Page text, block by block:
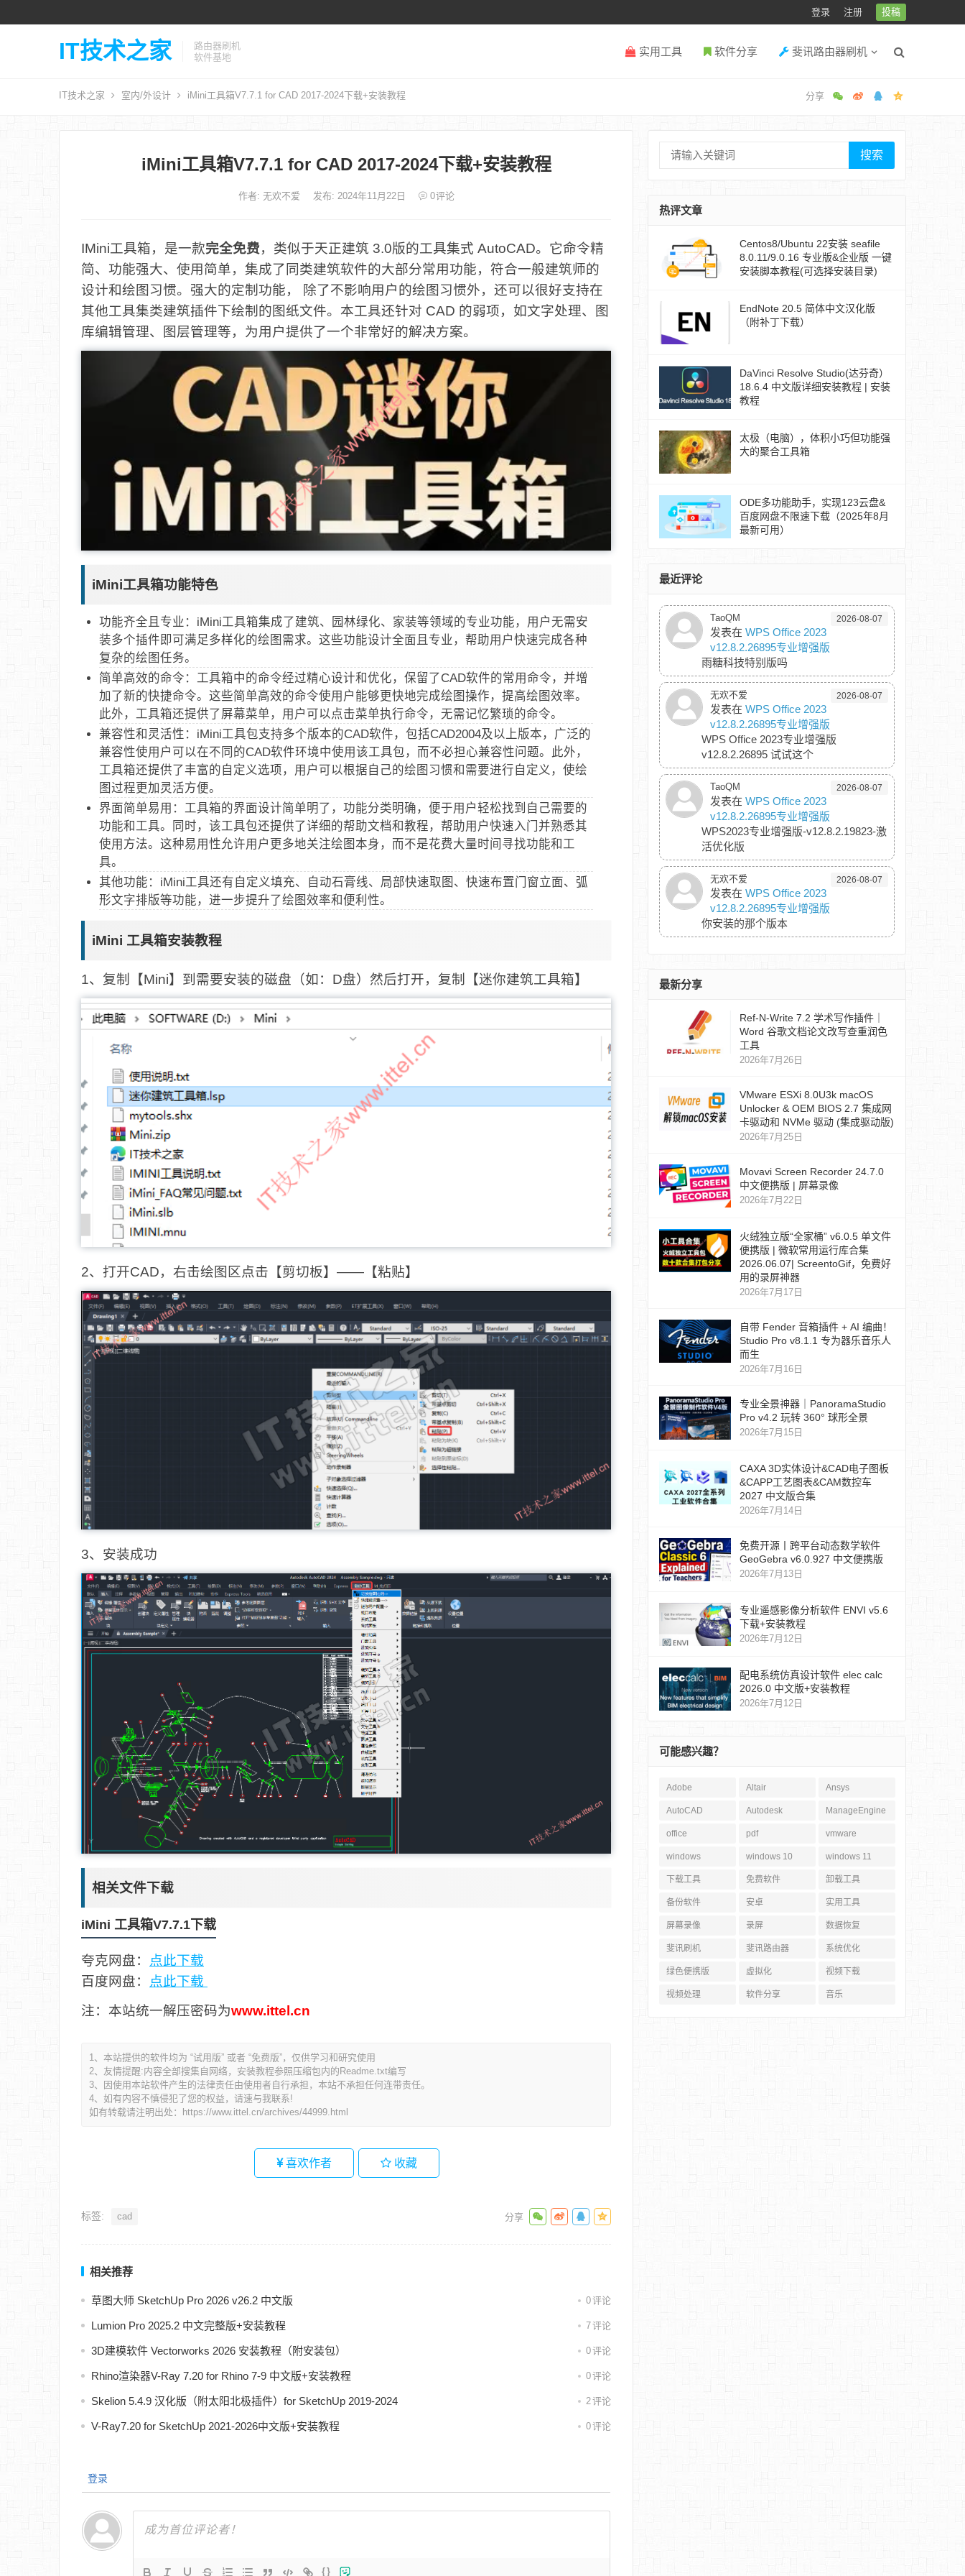
登录 注册 投稿
IT技术之家
路由器刷机
软件基地
实用工具 软件分享 斐讯路由器刷机
IT技术之家 室内/外设计 iMini工具箱V7.7.1 for CAD 2017-2024下载+安装教程
iMini工具箱V7.7.1 for CAD 2017-2024下载+安装教程
作者: 无欢不爱 发布: 2024年11月22日 0评论
IMini工具箱，是一款完全免费，类似于天正建筑 3.0版的工具集式 AutoCAD。它命令精
简、功能强大、使用简单，集成了同类建筑软件的大部分常用功能，符合一般建筑师的
设计和绘图习惯。强大的定制功能， 除了不影响用户的绘图习惯外，还可以很好支持在
其他工具集类建筑插件下绘制的图纸文件。本工具还针对 CAD 的弱项，如文字处理、图
库编辑管理、图层管理等，为用户提供了一个非常好的解决方案。
iMini工具箱功能特色
‌功能齐全且专业‌：iMini工具箱集成了建筑、园林绿化、家装等领域的专业功能，用户无需安
装多个插件即可满足多样化的绘图需求。这些功能设计全面且专业，帮助用户快速完成各种
复杂的绘图任务‌。‌
简单高效的命令‌：工具箱中的命令经过精心设计和优化，保留了CAD软件的常用命令，并增
加了新的快捷命令。这些简单高效的命令使用户能够更快地完成绘图操作，提高绘图效率。
此外，工具箱还提供了屏幕菜单，用户可以点击菜单执行命令，无需记忆繁琐的命令‌。‌
兼容性和灵活性‌：iMini工具包支持多个版本的CAD软件，包括CAD2004及以上版本，广泛的
兼容性使用户可以在不同的CAD软件环境中使用该工具包，而不必担心兼容性问题。此外，
工具箱还提供了丰富的自定义选项，用户可以根据自己的绘图习惯和需要进行自定义，使绘
图过程更加灵活方便‌。‌
界面简单易用‌：工具箱的界面设计简单明了，功能分类明确，便于用户轻松找到自己需要的
功能和工具。同时，该工具包还提供了详细的帮助文档和教程，帮助用户快速入门并熟悉其
使用方法。这种易用性允许用户更多地关注绘图本身，而不是花费大量时间寻找功能和工
具‌。‌
其他功能‌：iMini工具还有自定义填充、自动石膏线、局部快速取图、快速布置门窗立面、弧
形文字排版等功能，进一步提升了绘图效率和便利性‌。
iMini 工具箱安装教程
1、复制【Mini】到需要安装的磁盘（如：D盘）然后打开，复制【迷你建筑工具箱】
2、打开CAD，右击绘图区点击【剪切板】——【粘贴】
3、安装成功
相关文件下载
iMini 工具箱V7.7.1下载
夸克网盘： 点此下载
百度网盘： 点此下载
注：本站统一解压密码为www.ittel.cn
1、本站提供的软件均为 “试用版” 或者 “免费版”，仅供学习和研究使用
2、友情提醒:内容全部搜集自网络，安装教程参照压缩包内的Readme.txt编写
3、因使用本站软件产生的法律责任由使用者自行承担，本站不承担任何连带责任。
4、如有内容不慎侵犯了您的权益，请速与我联系!
如有转载请注明出处：
https://www.ittel.cn/archives/44999.html
喜欢作者 收藏
标签: cad
相关推荐
草图大师 SketchUp Pro 2026 v26.2 中文版 0评论
Lumion Pro 2025.2 中文完整版+安装教程 7评论
3D建模软件 Vectorworks 2026 安装教程（附安装包） 0评论
Rhino渲染器V-Ray 7.20 for Rhino 7-9 中文版+安装教程 0评论
Skelion 5.4.9 汉化版（附太阳北极插件）for SketchUp 2019-2024 2评论
V-Ray7.20 for SketchUp 2021-2026中文版+安装教程 0评论
登录
{}
搜索
热评文章
Centos8/Ubuntu 22安装 seafile
8.0.11/9.0.16 专业版&企业版 一键
安装脚本教程(可选择安装目录)
EndNote 20.5 简体中文汉化版
（附补丁下载）
DaVinci Resolve Studio(达芬奇）
18.6.4 中文版详细安装教程 | 安装
教程
太极（电脑），体积小巧但功能强
大的聚合工具箱
ODE多功能助手，实现123云盘&
百度网盘不限速下载（2025年8月
最新可用）
最近评论
TaoQM 2026-08-07
发表在 WPS Office 2023
v12.8.2.26895专业增强版
雨糖科技特别版吗
无欢不爱 2026-08-07
发表在 WPS Office 2023
v12.8.2.26895专业增强版
WPS Office 2023专业增强版
v12.8.2.26895 试试这个
TaoQM 2026-08-07
发表在 WPS Office 2023
v12.8.2.26895专业增强版
WPS2023专业增强版-v12.8.2.19823-激
活优化版
无欢不爱 2026-08-07
发表在 WPS Office 2023
v12.8.2.26895专业增强版
你安装的那个版本
最新分享
Ref‑N‑Write 7.2 学术写作插件｜
Word 谷歌文档论文改写查重润色
工具
2026年7月26日
VMware ESXi 8.0U3k macOS
Unlocker & OEM BIOS 2.7 集成网
卡驱动和 NVMe 驱动 (集成驱动版)
2026年7月25日
Movavi Screen Recorder 24.7.0
中文便携版 | 屏幕录像
2026年7月22日
火绒独立版“全家桶” v6.0.5 单文件
便携版 | 微软常用运行库合集
2026.06.07| ScreentoGif，免费好
用的录屏神器
2026年7月17日
自带 Fender 音箱插件 + AI 编曲！
Studio Pro v8.1.1 专为器乐音乐人
而生
2026年7月16日
专业全景神器｜PanoramaStudio
Pro v4.2 玩转 360° 球形全景
2026年7月15日
CAXA 3D实体设计&CAD电子图板
&CAPP工艺图表&CAM数控车
2027 中文版合集
2026年7月14日
免费开源丨跨平台动态数学软件
GeoGebra v6.0.927 中文便携版
2026年7月13日
专业遥感影像分析软件 ENVI v5.6
下载+安装教程
2026年7月12日
配电系统仿真设计软件 elec calc
2026.0 中文版+安装教程
2026年7月12日
可能感兴趣？
Adobe Altair Ansys
AutoCAD Autodesk ManageEngine
office pdf vmware
windows windows 10 windows 11
下载工具 免费软件 卸载工具
备份软件 安卓 实用工具
屏幕录像 录屏 数据恢复
斐讯刷机 斐讯路由器 系统优化
绿色便携版 虚拟化 视频下载
视频处理 软件分享 音乐